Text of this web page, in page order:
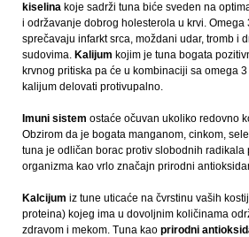
kiselina koje sadrži tuna biće sveden na
i održavanje dobrog holesterola u krvi. Omega
sprečavaju infarkt srca, moždani udar, tromb i
sudovima. Kalijum kojim je tuna bogata
krvnog pritiska pa će u kombinaciji sa omega
kalijum delovati protivupalno.
Imuni sistem ostaće očuvan ukoliko redovno
Obzirom da je bogata manganom, cinkom,
tuna je odličan borac protiv slobodnih radikala
organizma kao vrlo značajn prirodni
Kalcijum iz tune uticaće na čvrstinu vaših
proteina) kojeg ima u dovoljnim količinama
zdravom i mekom. Tuna kao prirodni